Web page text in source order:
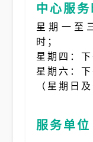
中心服务
星期一至
时；
星期四：
星期六：
（星期日
服务单位